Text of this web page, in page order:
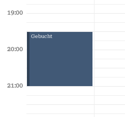
Gebucht
19:00
20:00
21:00